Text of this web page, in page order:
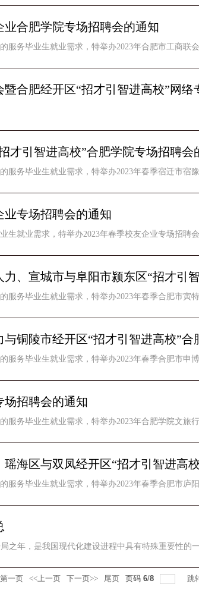
业合肥学院专场招聘会的通知
服务毕业生就业需求，特举办2023年合肥市工商联
合肥经开区“招才引智进高校”网络
才引智进高校”合肥学院专场招聘会
服务毕业生就业需求，特举办2023年春季宿迁市宿
业专场招聘会的通知
生就业需求，特举办2023年春季校友企业专场招聘
、宣城市与阜阳市颍东区“招才引
服务毕业生就业需求，特举办2023年春季合肥市寅
铜陵市经开区“招才引智进高校”
服务毕业生就业需求，特举办2023年春季合肥市申
场招聘会的通知
服务毕业生就业需求，特举办2023年合肥学院文旅
海区与双凤经开区“招才引智进高
服务毕业生就业需求，特举办2023年春季合肥市庐
之年，是我国现代化建设进程中具有特殊重要性
第一页 <<上一页 下一页>> 尾页 页码6/8 跳